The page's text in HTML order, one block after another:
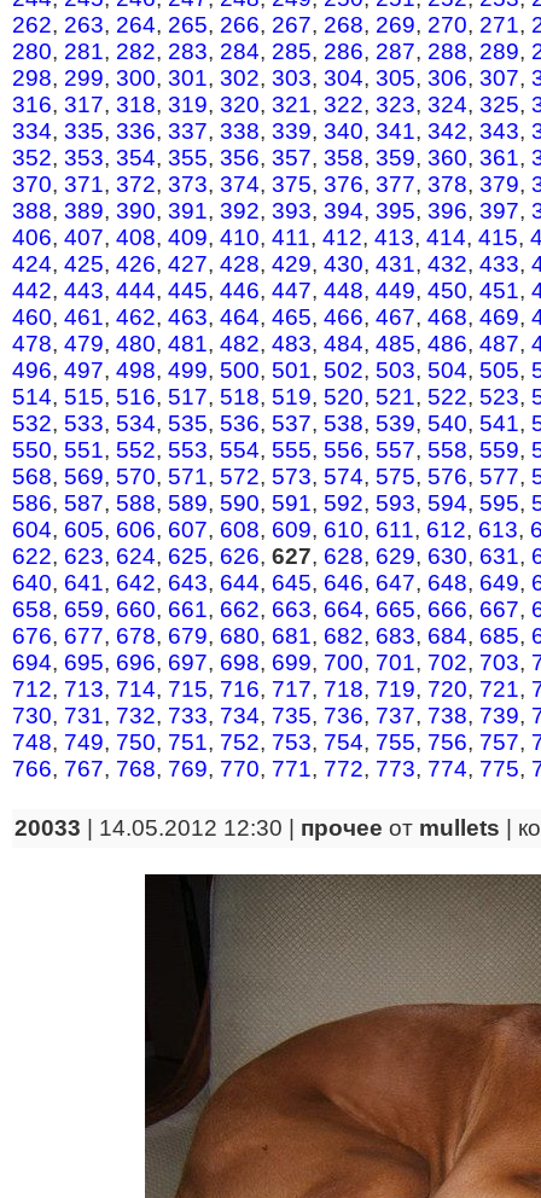
262, 263, 264, 265, 266, 267, 268, 269, 270, 271,
280, 281, 282, 283, 284, 285, 286, 287, 288, 289,
298, 299, 300, 301, 302, 303, 304, 305, 306, 307,
316, 317, 318, 319, 320, 321, 322, 323, 324, 325,
334, 335, 336, 337, 338, 339, 340, 341, 342, 343,
352, 353, 354, 355, 356, 357, 358, 359, 360, 361,
370, 371, 372, 373, 374, 375, 376, 377, 378, 379,
388, 389, 390, 391, 392, 393, 394, 395, 396, 397,
406, 407, 408, 409, 410, 411, 412, 413, 414, 415,
424, 425, 426, 427, 428, 429, 430, 431, 432, 433,
442, 443, 444, 445, 446, 447, 448, 449, 450, 451,
460, 461, 462, 463, 464, 465, 466, 467, 468, 469,
478, 479, 480, 481, 482, 483, 484, 485, 486, 487,
496, 497, 498, 499, 500, 501, 502, 503, 504, 505,
514, 515, 516, 517, 518, 519, 520, 521, 522, 523,
532, 533, 534, 535, 536, 537, 538, 539, 540, 541,
550, 551, 552, 553, 554, 555, 556, 557, 558, 559,
568, 569, 570, 571, 572, 573, 574, 575, 576, 577,
586, 587, 588, 589, 590, 591, 592, 593, 594, 595,
604, 605, 606, 607, 608, 609, 610, 611, 612, 613,
622, 623, 624, 625, 626, 627, 628, 629, 630, 631,
640, 641, 642, 643, 644, 645, 646, 647, 648, 649,
658, 659, 660, 661, 662, 663, 664, 665, 666, 667,
676, 677, 678, 679, 680, 681, 682, 683, 684, 685,
694, 695, 696, 697, 698, 699, 700, 701, 702, 703,
712, 713, 714, 715, 716, 717, 718, 719, 720, 721,
730, 731, 732, 733, 734, 735, 736, 737, 738, 739,
748, 749, 750, 751, 752, 753, 754, 755, 756, 757,
766, 767, 768, 769, 770, 771, 772, 773, 774, 775,
20033 | 14.05.2012 12:30 | прочее от mullets